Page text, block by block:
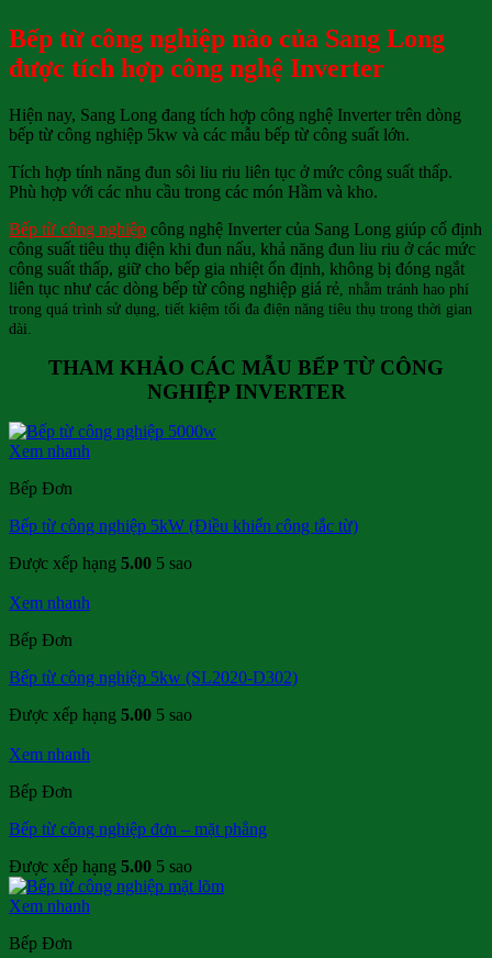
Bếp từ công nghiệp nào của Sang Long
được tích hợp công nghệ Inverter
Hiện nay, Sang Long đang tích hợp công nghệ Inverter trên dòng
bếp từ công nghiệp 5kw và các mẫu bếp từ công suất lớn.
Tích hợp tính năng đun sôi liu riu liên tục ở mức công suất thấp.
Phù hợp với các nhu cầu trong các món Hầm và kho.
Bếp từ công nghiệp công nghệ Inverter của Sang Long giúp cố định
công suất tiêu thụ điện khi đun nấu, khả năng đun liu riu ở các mức
công suất thấp, giữ cho bếp gia nhiệt ổn định, không bị đóng ngắt
liên tục như các dòng bếp từ công nghiệp giá rẻ , nhằm tránh hao phí
trong quá trình sử dụng, tiết kiệm tối đa điện năng tiêu thụ trong thời gian
dài.
THAM KHẢO CÁC MẪU BẾP TỪ CÔNG
NGHIỆP INVERTER
Xem nhanh
Bếp Đơn
Bếp từ công nghiệp 5kW (Điều khiển công tắc từ)
Được xếp hạng 5.00 5 sao
Xem nhanh
Bếp Đơn
Bếp từ công nghiệp 5kw (SL2020-D302)
Được xếp hạng 5.00 5 sao
Xem nhanh
Bếp Đơn
Bếp từ công nghiệp đơn – mặt phẳng
Được xếp hạng 5.00 5 sao
Xem nhanh
Bếp Đơn